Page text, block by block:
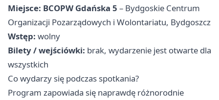
Miejsce: BCOPW Gdańska 5 – Bydgoskie Centrum
Organizacji Pozarządowych i Wolontariatu, Bydgoszcz
Wstęp: wolny
Bilety / wejściówki: brak, wydarzenie jest otwarte dla
wszystkich
Co wydarzy się podczas spotkania?
Program zapowiada się naprawdę różnorodnie